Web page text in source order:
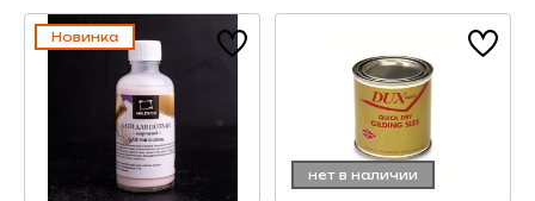
Новинка
нет в наличии